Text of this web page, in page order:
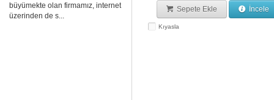
büyümekte olan firmamız, internet
üzerinden de s...
Sepete Ekle İncele
Kıyasla